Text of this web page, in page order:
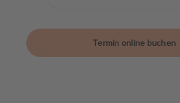
Termin online buchen